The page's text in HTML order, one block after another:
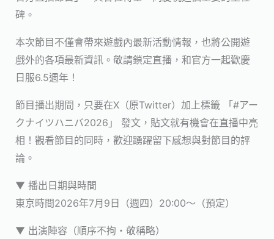
碑。
本次節目不僅會帶來遊戲內最新活動情報，也將公開遊
戲外的各項最新資訊。敬請鎖定直播，和官方一起歡慶
日服6.5週年！
節目播出期間，只要在X（原Twitter）加上標籤 「#アー
クナイツハニバ2026」 發文，貼文就有機會在直播中亮
相！觀看節目的同時，歡迎踴躍留下感想與對節目的評
論。
▼ 播出日期與時間
東京時間2026年7月9日（週四）20:00～（預定）
▼ 出演陣容（順序不拘・敬稱略）